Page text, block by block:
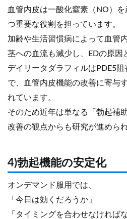
血管内皮は一酸化窒素（NO）
つ重要な役割を担っています。
加齢や生活習慣病によって血管
茎への血流も減少し、EDの原因
デイリータダラフィルはPDE5
で、血管内皮機能の改善に寄与
れています。
そのため近年は単なる「勃起補
改善の観点からも研究が進めら
4)勃起機能の安定化
オンデマンド服用では、
「今日は効くだろうか」
「タイミングを合わせなければ